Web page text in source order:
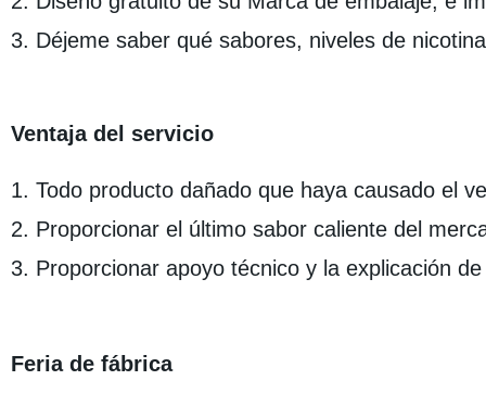
3. Déjeme saber qué sabores, niveles de
Ventaja del servicio
1. Todo producto dañado que haya causado el
2. Proporcionar el último sabor caliente del
3. Proporcionar apoyo técnico y la explicación
Feria de fábrica